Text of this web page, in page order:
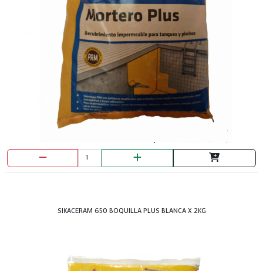
SIKACERAM 650 BOQUILLA PLUS BLANCA X 2KG